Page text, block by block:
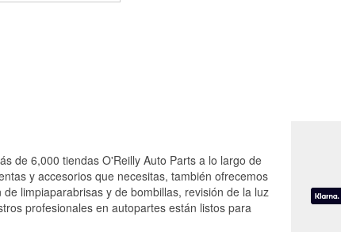
de 6,000 tiendas O'Reilly Auto Parts a lo largo de
y accesorios que necesitas, también ofrecemos
limpiaparabrisas y de bombillas, revisión de la luz
profesionales en autopartes están listos para